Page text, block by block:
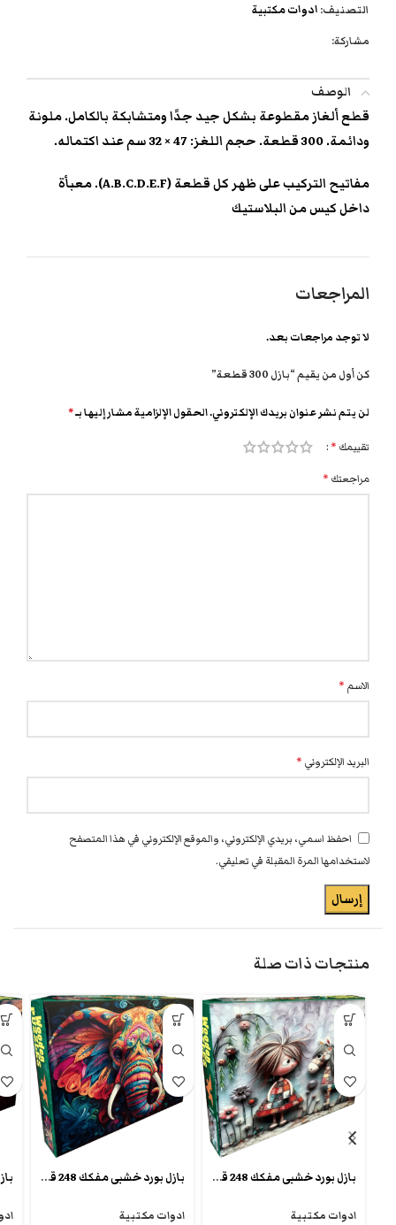
التصنيف: ادوات مكتبية
مشاركة:
الوصف
قطع ألغاز مقطوعة بشكل جيد جدًا ومتشابكة بالكامل. ملونة
ودائمة. 300 قطعة. حجم اللغز: 47 × 32 سم عند اكتماله.
مفاتيح التركيب على ظهر كل قطعة (A.B.C.D.E.F). معبأة
داخل كيس من البلاستيك
المراجعات
لا توجد مراجعات بعد.
كن أول من يقيم “بازل 300 قطعة”
لن يتم نشر عنوان بريدك الإلكتروني.الحقول الإلزامية مشار إليها بـ*
تقييمك *
مراجعتك *
الاسم *
البريد الإلكتروني *
احفظ اسمي، بريدي الإلكتروني، والموقع الإلكتروني في هذا المتصفح
لاستخدامها المرة المقبلة في تعليقي.
منتجات ذات صلة
بازل بورد خشبى مفكك 248 قطعة تقطيع كريزى شيبس wooden crazy puzzle
ادوات مكتبية
بازل بورد خشبى مفكك 248 قطعة تقطيع كريزى شيبس wooden crazy puzzle
ادوات مكتبية